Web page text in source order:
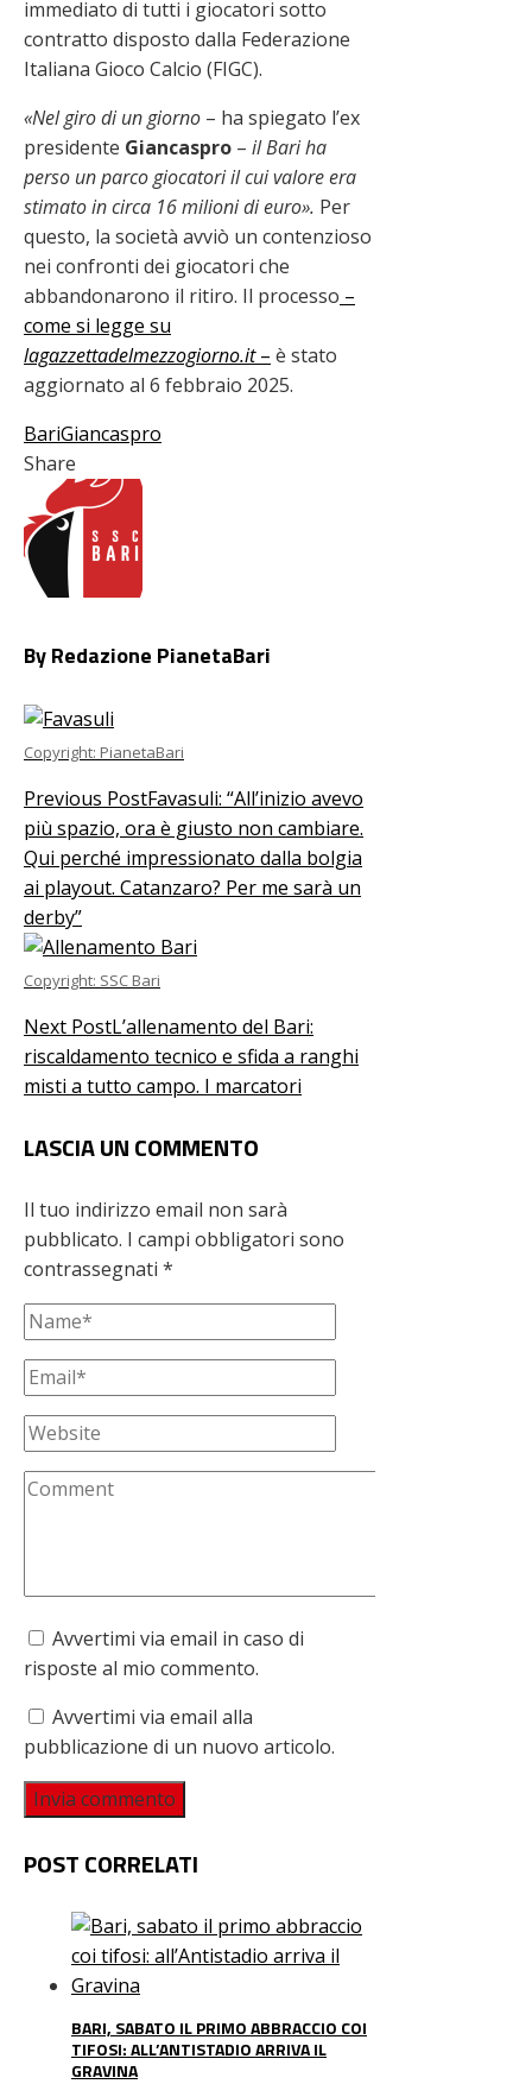
immediato di tutti i giocatori sotto
contratto disposto dalla Federazione
Italiana Gioco Calcio (FIGC).
«Nel giro di un giorno – ha spiegato l’ex
presidente Giancaspro – il Bari ha
perso un parco giocatori il cui valore era
stimato in circa 16 milioni di euro». Per
questo, la società avviò un contenzioso
nei confronti dei giocatori che
abbandonarono il ritiro. Il processo –
come si legge su
lagazzettadelmezzogiorno.it– è stato
aggiornato al 6 febbraio 2025.
BariGiancaspro
Share
Facebook
Twitter
LinkedIn
Pinterest
Stumbleupon
Email
By Redazione PianetaBari
Copyright: PianetaBari
Previous PostFavasuli: “All’inizio avevo
più spazio, ora è giusto non cambiare.
Qui perché impressionato dalla bolgia
ai playout. Catanzaro? Per me sarà un
derby”
Copyright: SSC Bari
Next PostL’allenamento del Bari:
riscaldamento tecnico e sfida a ranghi
misti a tutto campo. I marcatori
LASCIA UN COMMENTO
Il tuo indirizzo email non sarà
pubblicato. I campi obbligatori sono
contrassegnati *
Avvertimi via email in caso di
risposte al mio commento.
Avvertimi via email alla
pubblicazione di un nuovo articolo.
POST CORRELATI
BARI, SABATO IL PRIMO ABBRACCIO COI
TIFOSI: ALL’ANTISTADIO ARRIVA IL
GRAVINA